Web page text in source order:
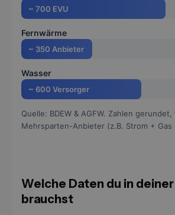
~ 700 EVU
Fernwärme
~ 350 Anbieter
Wasser
~ 600 Versorger
Quelle: BDEW & AGFW. Zahlen
Mehrsparten-Anbieter (z.B. Strom + Gas
Welche Daten du in
brauchst